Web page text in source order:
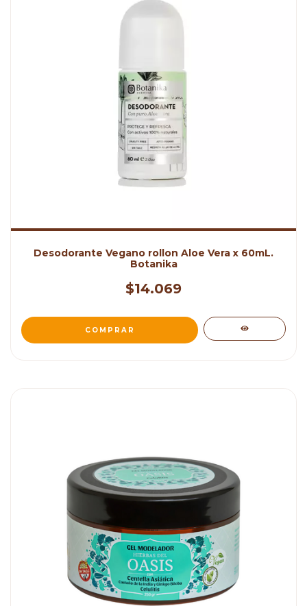
Desodorante Vegano rollon Aloe Vera x 60mL.
Botanika
$14.069